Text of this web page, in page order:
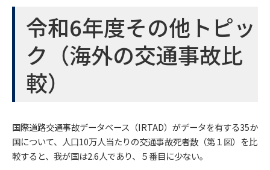
令和6年度その他トピッ
ク（海外の交通事故比
較）
国際道路交通事故データベース（IRTAD）がデータを有する35か
国について、人口10万人当たりの交通事故死者数（第１図）を比
較すると、我が国は2.6人であり、５番目に少ない。